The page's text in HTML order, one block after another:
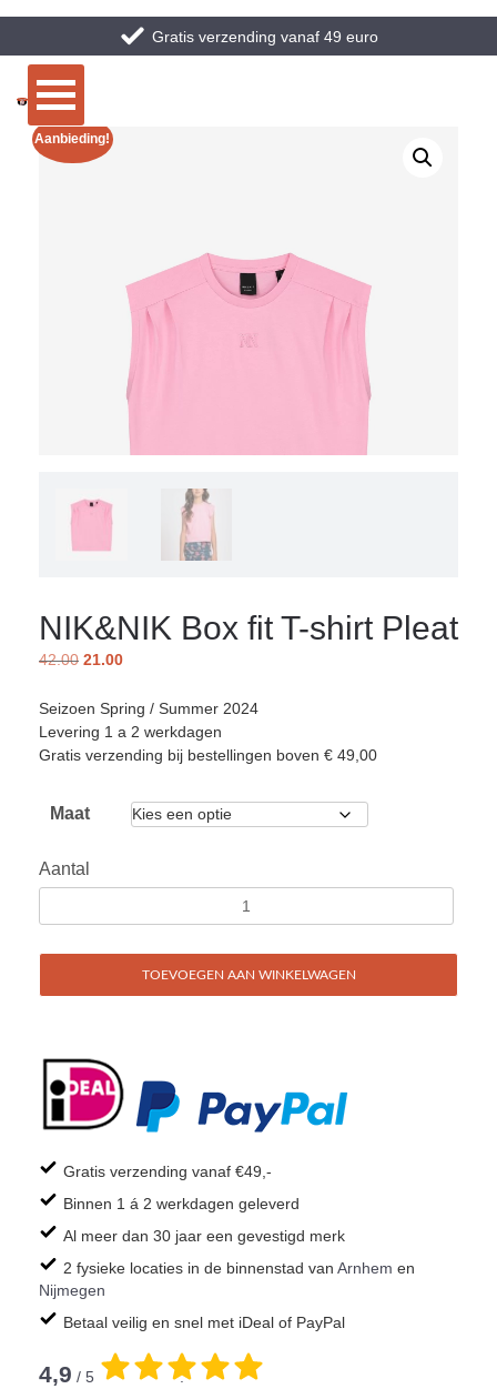
Gratis verzending vanaf 49 euro
Aanbieding!
NIK&NIK Box fit T-shirt Pleat
42.00 21.00
Seizoen Spring / Summer 2024
Levering 1 a 2 werkdagen
Gratis verzending bij bestellingen boven € 49,00
Maat
Aantal
TOEVOEGEN AAN WINKELWAGEN
Gratis verzending vanaf €49,-
Binnen 1 á 2 werkdagen geleverd
Al meer dan 30 jaar een gevestigd merk
2 fysieke locaties in de binnenstad van Arnhem en
Nijmegen
Betaal veilig en snel met iDeal of PayPal
4,9 / 5 .